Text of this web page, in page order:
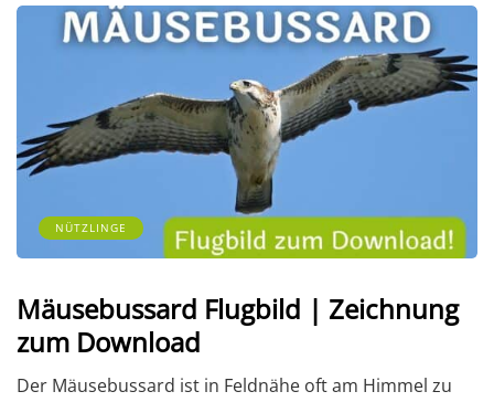
NÜTZLINGE
Mäusebussard Flugbild | Zeichnung
zum Download
Der Mäusebussard ist in Feldnähe oft am Himmel zu